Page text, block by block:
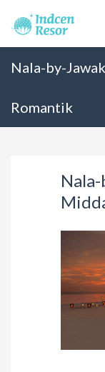
Nala-by-
Romantik